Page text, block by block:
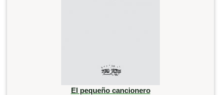
El pequeño cancionero